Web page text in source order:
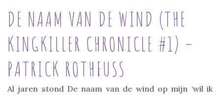
DE NAAM VAN DE WIND (THE
KINGKILLER CHRONICLE #1) –
PATRICK ROTHFUSS
Al jaren stond De naam van de wind op mijn ‘wil ik